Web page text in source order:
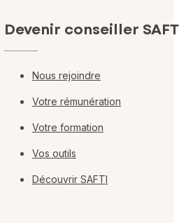
Devenir conseiller
Nous rejoindre
Votre rémunération
Votre formation
Vos outils
Découvrir SAFTI